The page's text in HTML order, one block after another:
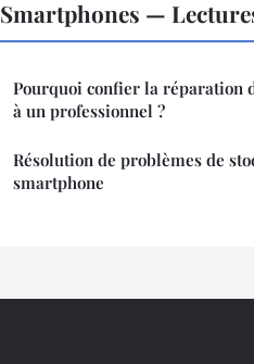
Smartphones —
Pourquoi confier la réparation
à un professionnel ?
Résolution de problèmes de
smartphone